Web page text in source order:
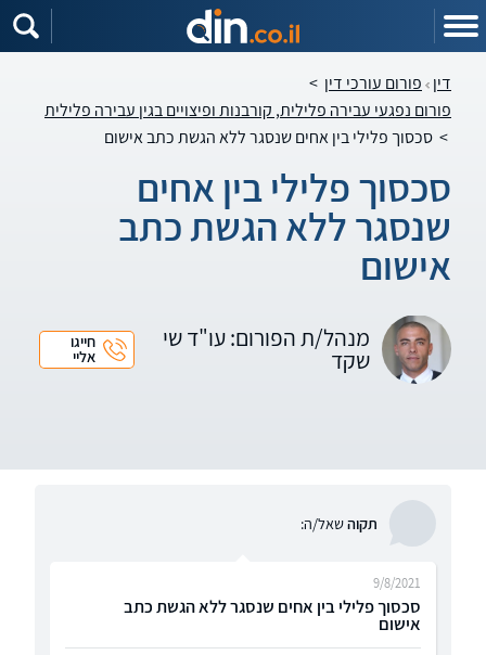
דין פורום עורכי דין >
פורום נפגעי עבירה פלילית, קורבנות ופיצויים בגין עבירה פלילית
> סכסוך פלילי בין אחים שנסגר ללא הגשת כתב אישום
סכסוך פלילי בין אחים
שנסגר ללא הגשת כתב
אישום
מנהל/ת הפורום: עו"ד שי
שקד
חייגו
אליי
תקוהשאל/ה:
סכסוך פלילי בין אחים שנסגר ללא הגשת כתב
אישום
9/8/2021